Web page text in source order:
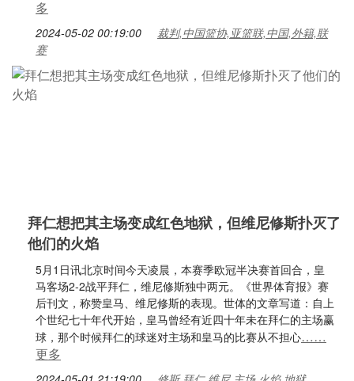
多
2024-05-02 00:19:00
裁判,中国篮协,亚篮联,中国,外籍,联
赛
拜仁想把其主场变成红色地狱，但维尼修斯扑灭了
他们的火焰
5月1日讯北京时间今天凌晨，本赛季欧冠半决赛首回合，皇
马客场2-2战平拜仁，维尼修斯独中两元。《世界体育报》赛
后刊文，称赞皇马、维尼修斯的表现。世体的文章写道：自上
个世纪七十年代开始，皇马曾经有近四十年未在拜仁的主场赢
球，那个时候拜仁的球迷对主场和皇马的比赛从不担心……
更多